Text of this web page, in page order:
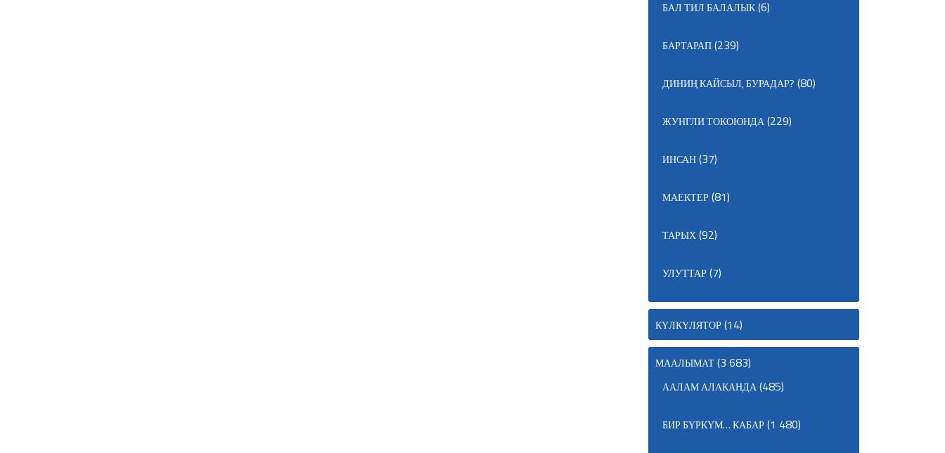
БАЛ ТИЛ БАЛАЛЫК(6)
БАРТАРАП(239)
ДИНИҢ КАЙСЫЛ, БУРАДАР? (80)
ЖУНГЛИ ТОКОЮНДА(229)
ИНСАН(37)
МАЕКТЕР(81)
ТАРЫХ(92)
УЛУТТАР(7)
КҮЛКҮЛЯТОР(14)
МААЛЫМАТ(3 683)
ААЛАМ АЛАКАНДА(485)
БИР БҮРКҮМ… КАБАР(1 480)